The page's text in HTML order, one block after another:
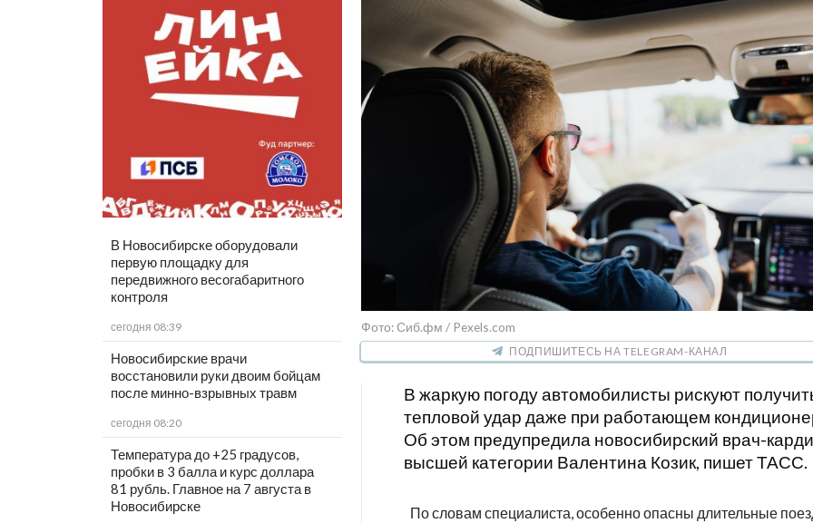
В Новосибирске оборудовали
первую площадку для
передвижного весогабаритного
контроля
сегодня 08:39
Новосибирские врачи
восстановили руки двоим бойцам
после минно-взрывных травм
сегодня 08:20
Температура до +25 градусов,
пробки в 3 балла и курс доллара
81 рубль. Главное на 7 августа в
Новосибирске
Фото: Сиб.фм / Pexels.com
ПОДПИШИТЕСЬ НА TELEGRAM-КАНАЛ
В жаркую погоду автомобилисты рискуют
тепловой удар даже при работающем
Об этом предупредила новосибирский врач-
высшей категории Валентина Козик, пишет ТАСС.
По словам специалиста, особенно опасны длительные